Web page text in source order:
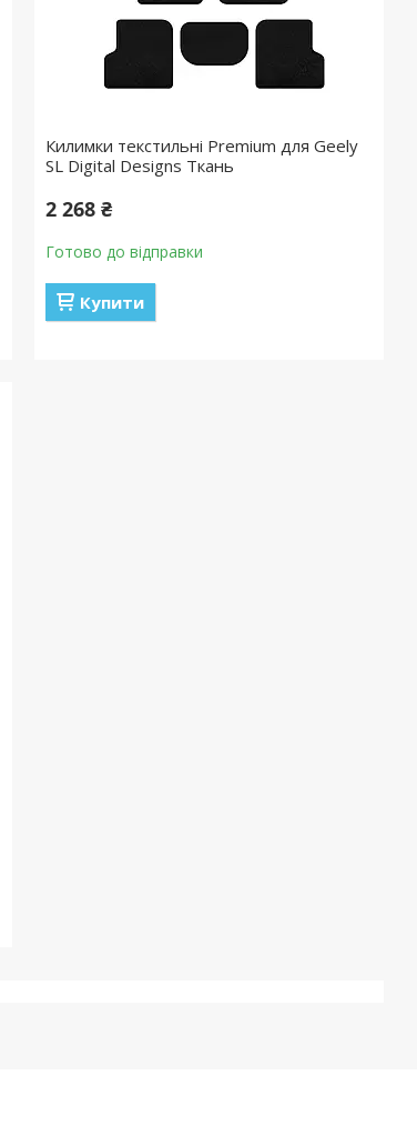
Килимки текстильні Premium для Geely
SL Digital Designs Ткань
2 268 ₴
Готово до відправки
Купити